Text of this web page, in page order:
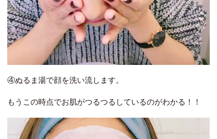
④ぬるま湯で顔を洗い流します。
もうこの時点でお肌がつるつるしているのがわかる！！